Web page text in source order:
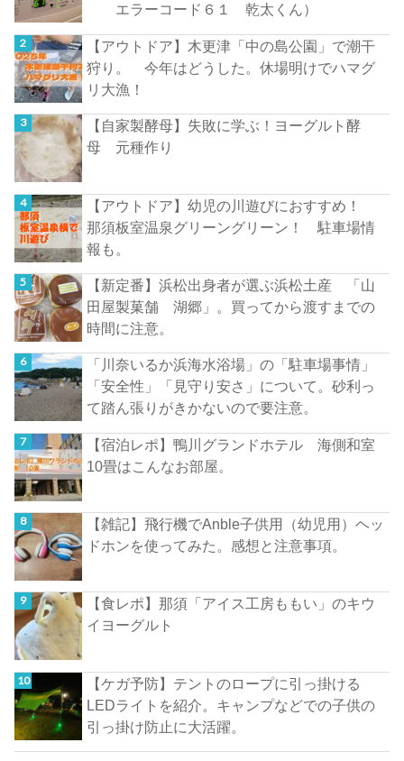
エラーコード６１ 乾太くん）
【アウトドア】木更津「中の島公園」で潮干
狩り。 今年はどうした。休場明けでハマグ
リ大漁！
【自家製酵母】失敗に学ぶ！ヨーグルト酵
母 元種作り
【アウトドア】幼児の川遊びにおすすめ！
那須板室温泉グリーングリーン！ 駐車場情
報も。
【新定番】浜松出身者が選ぶ浜松土産 「山
田屋製菓舗 湖郷」。買ってから渡すまでの
時間に注意。
「川奈いるか浜海水浴場」の「駐車場事情」
「安全性」「見守り安さ」について。砂利っ
て踏ん張りがきかないので要注意。
【宿泊レポ】鴨川グランドホテル 海側和室
10畳はこんなお部屋。
【雑記】飛行機でAnble子供用（幼児用）ヘッ
ドホンを使ってみた。感想と注意事項。
【食レポ】那須「アイス工房ももい」のキウ
イヨーグルト
【ケガ予防】テントのロープに引っ掛ける
LEDライトを紹介。キャンプなどでの子供の
引っ掛け防止に大活躍。